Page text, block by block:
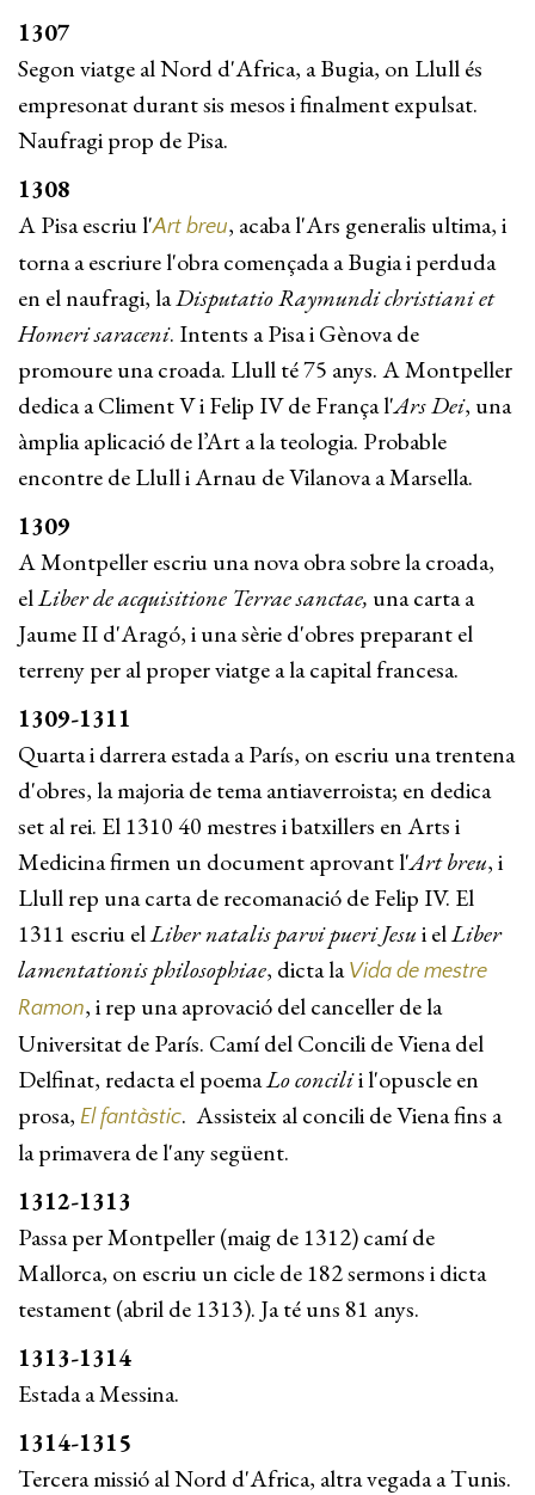
1307
Segon viatge al Nord d'Africa, a Bugia, on Llull és
empresonat durant sis mesos i finalment expulsat.
Naufragi prop de Pisa.
1308
A Pisa escriu l'Art breu, acaba l'Ars generalis ultima, i
torna a escriure l'obra començada a Bugia i perduda
en el naufragi, laDisputatio Raymundi christi­ani et
Homeri saraceni. Intents a Pisa i Gènova de
promoure una croada. Llull té 75 anys. A Montpeller
dedica a Climent V i Felip IV de França l'Ars Dei, una
àmplia aplicació de l’Art a la teologia. Probable
encontre de Llull i Arnau de Vilanova a Marsella.
1309
A Montpeller escriu una nova obra sobre la croada,
elLiber de acquisitione Terrae sanctae, una carta a
Jaume II d'Aragó, i una sèrie d'obres preparant el
terreny per al proper viatge a la capital francesa.
1309-1311
Quarta i darrera estada a París, on escriu una trentena
d'obres, la majoria de tema antiaverroista; en dedica
set al rei. El 1310 40 mestres i batxillers en Arts i
Medicina firmen un document aprovant l'Art breu, i
Llull rep una carta de recomanació de Felip IV. El
1311 escriu elLiber natalis parvi pueri Jesui elLiber
lamentationis philosophiae, dicta la Vida de mestre
Ramon, i rep una aprovació del canceller de la
Universitat de París. Camí del Concili de Viena del
Delfinat, redacta el poemaLo concilii l'opuscle en
prosa, El fantàstic. Assisteix al concili de Viena fins a
la primavera de l'any següent.
1312-1313
Passa per Montpeller (maig de 1312) camí de
Mallorca, on escriu un cicle de 182 sermons i dicta
testament (abril de 1313). Ja té uns 81 anys.
1313-1314
Estada a Messina.
1314-1315
Tercera missió al Nord d'Africa, altra vegada a Tunis.